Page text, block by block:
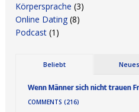
Körpersprache (3)
Online Dating (8)
Podcast (1)
Beliebt
Wenn Männer sich nicht trauen
COMMENTS (216)